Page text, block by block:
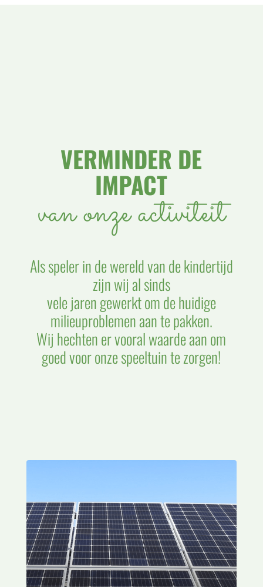
VERMINDER DE
IMPACT
van onze activiteit
Als speler in de wereld van de kindertijd
zijn wij al sinds
vele jaren gewerkt om de huidige
milieuproblemen aan te pakken.
Wij hechten er vooral waarde aan om
goed voor onze speeltuin te zorgen!